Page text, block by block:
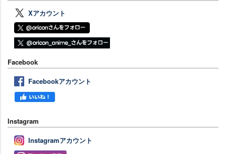
Xアカウント
Facebook
Facebookアカウント
Instagram
Instagramアカウント